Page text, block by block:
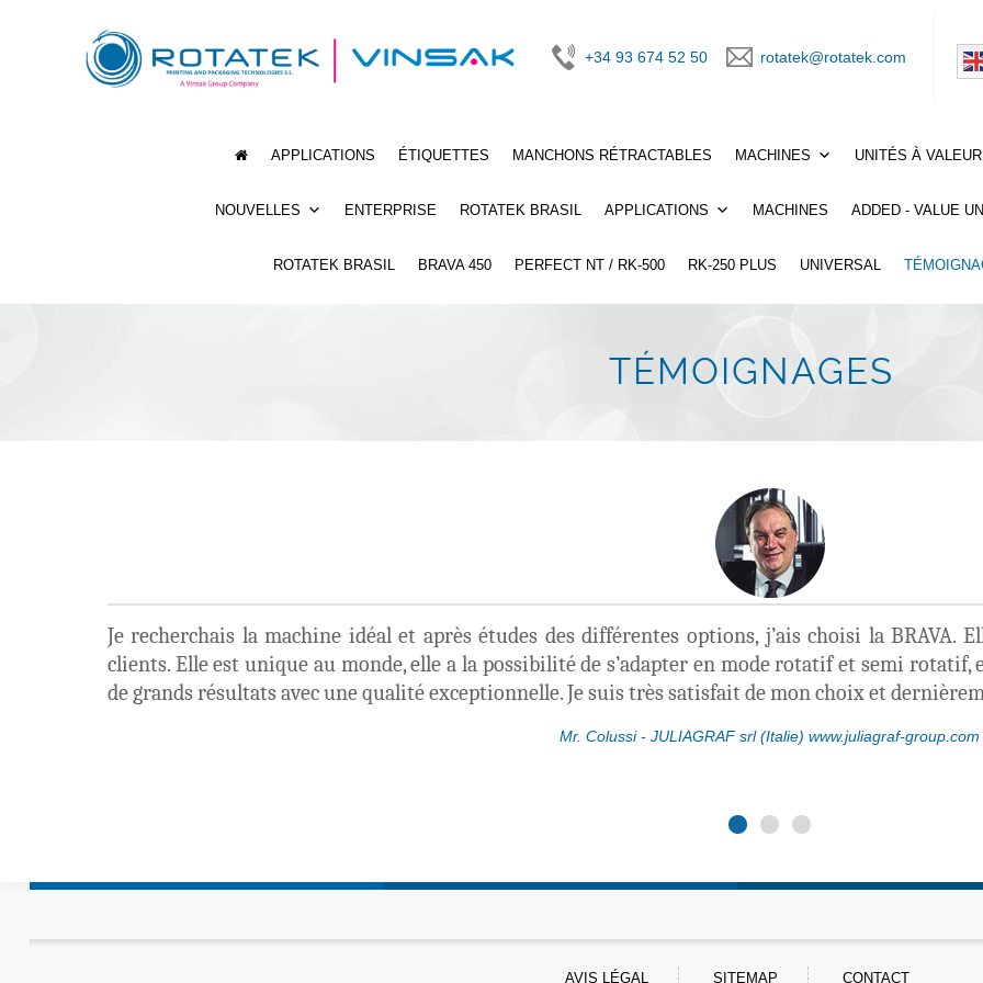
+34 93 674 52 50 rotatek@rotatek.com
APPLICATIONS ÉTIQUETTES MANCHONS RÉTRACTABLES MACHINES UNITÉS À
NOUVELLES ENTERPRISE ROTATEK BRASIL APPLICATIONS MACHINES ADDED - VALUE
ROTATEK BRASIL BRAVA 450 PERFECT NT / RK-500 RK-250 PLUS UNIVERSAL
TÉMOIGNAGES
Je recherchais la machine idéal et après études des différentes options, j’ais choisi la BRAVA.
clients. Elle est unique au monde, elle a la possibilité de s’adapter en mode rotatif et semi
de grands résultats avec une qualité exceptionnelle. Je suis très satisfait de mon choix et
Mr. Colussi - JULIAGRAF srl (Italie) www.juliagraf-group.com
AVIS LÉGAL SITEMAP CONTACT